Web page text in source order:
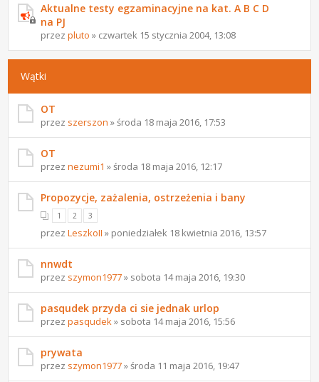
Aktualne testy egzaminacyjne na kat. A B C D
na PJ
przezpluto » czwartek 15 stycznia 2004, 13:08
Wątki
OT
przez szerszon » środa 18 maja 2016, 17:53
OT
przeznezumi1 » środa 18 maja 2016, 12:17
Propozycje, zażalenia, ostrzeżenia i bany
1 2 3
przezLeszkoII » poniedziałek 18 kwietnia 2016, 13:57
nnwdt
przez szymon1977» sobota 14 maja 2016, 19:30
pasqudek przyda ci sie jednak urlop
przezpasqudek » sobota 14 maja 2016, 15:56
prywata
przez szymon1977» środa 11 maja 2016, 19:47